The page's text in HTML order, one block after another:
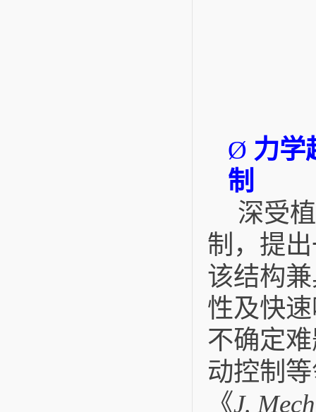
Ø 力学
制
深受
制，提
该结构
性及快
不确定
动控制
《J.